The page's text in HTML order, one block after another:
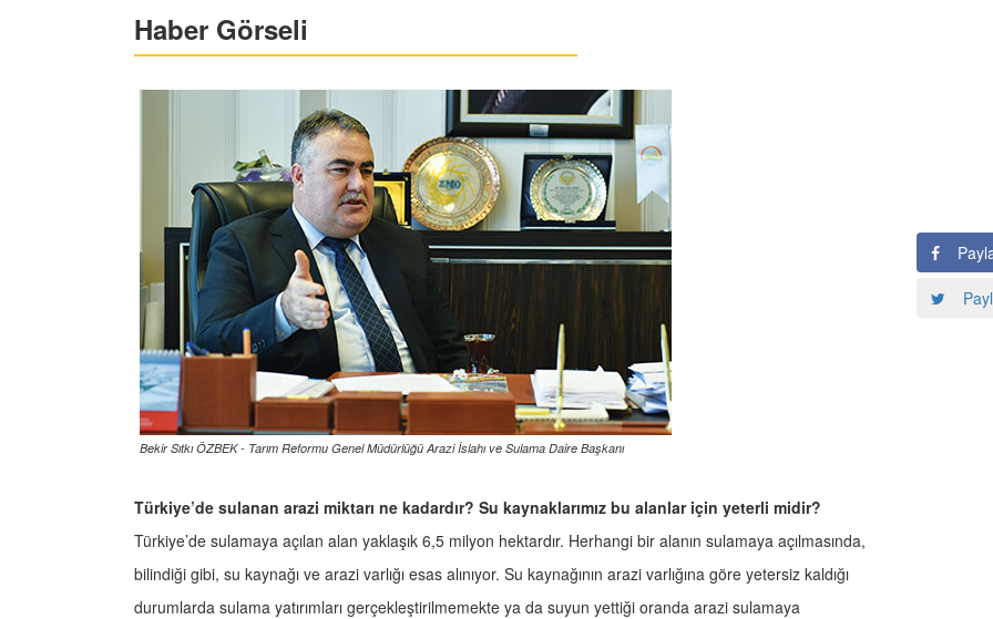
Haber Görseli
Bekir Sıtkı ÖZBEK - Tarım Reformu Genel Müdürlüğü Arazi İslahı ve Sulama Daire Başkanı
Türkiye’de sulanan arazi miktarı ne kadardır? Su kaynaklarımız bu alanlar için yeterli midir?
Türkiye’de sulamaya açılan alan yaklaşık 6,5 milyon hektardır. Herhangi bir alanın sulamaya açılmasında,
bilindiği gibi, su kaynağı ve arazi varlığı esas alınıyor. Su kaynağının arazi varlığına göre yetersiz kaldığı
durumlarda sulama yatırımları gerçekleştirilmemekte ya da suyun yettiği oranda arazi sulamaya